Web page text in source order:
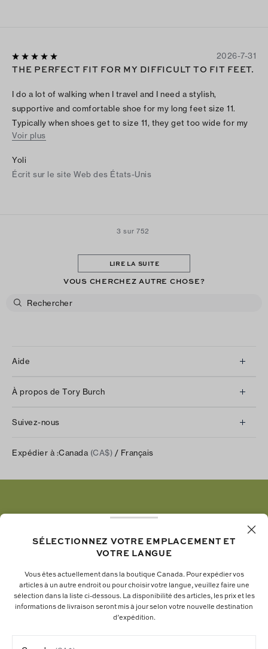
2026-7-31
THE PERFECT FIT FOR MY DIFFICULT TO FIT FEET.
I do a lot of walking when I travel and I need a stylish,
supportive and comfortable shoe for my long feet size 11.
Typically when shoes get to size 11, they get too wide for my
feet, but these fit perfectly. I also have a problem with the toe
shoes don’t smash my toes down. I wear them every day and
they are easy to dress up or down.
Voir plus
Yoli
Écrit sur le site Web des États-Unis
3 sur 752
LIRE LA SUITE
VOUS CHERCHEZ AUTRE CHOSE?
Aide
Retours et échanges
Expédition et livraison
À propos de Tory Burch
Carrières
Suivez-nous
Facebook
Pinterest
YouTube
Expédier à :Canada (CA$) / Français
La fondation Tory Burch renforce le pouvoir
économique des femmes en soutenant les
entrepreneures qui bâtissent des entreprises
SÉLECTIONNEZ VOTRE EMPLACEMENT ET
VOTRE LANGUE
Vous êtes actuellement dans la boutique Canada. Pour expédier vos
articles à un autre endroit ou pour choisir votre langue, veuillez faire une
sélection dans la liste ci-dessous. La disponibilité des articles, les prix et les
informations de livraison seront mis à jour selon votre nouvelle destination
d’expédition.